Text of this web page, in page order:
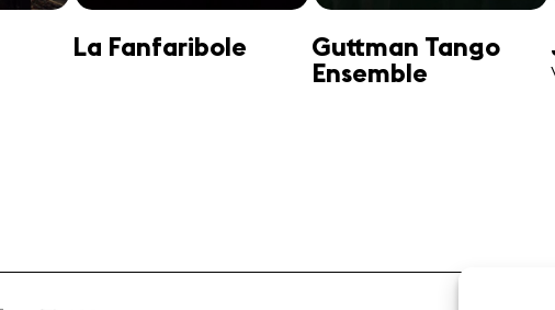
Jonathan Swensen
José-Daniel
Castellon